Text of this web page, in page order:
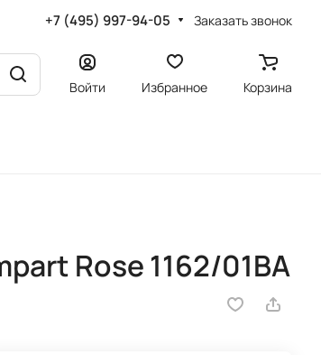
+7 (495) 997-94-05 Заказать звонок
Войти Избранное Корзина
Rose 1162/01BA